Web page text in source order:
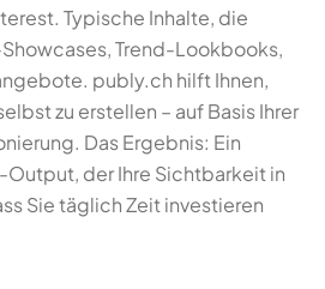
Typische Inhalte, die
Trend-Lookbooks,
publy.ch hilft Ihnen,
zu erstellen – auf Basis Ihrer
Das Ergebnis: Ein
der Ihre Sichtbarkeit in
Sie täglich Zeit investieren